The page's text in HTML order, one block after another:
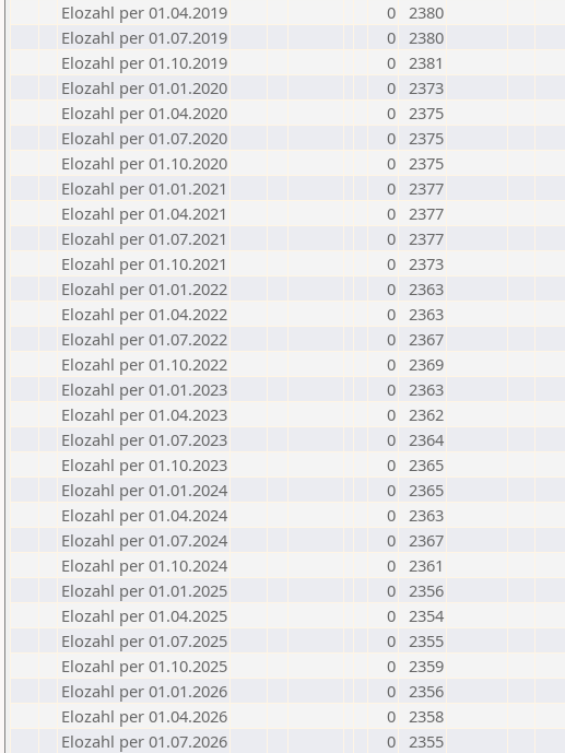
Elozahl per 01.04.2019
0 2380
Elozahl per 01.07.2019
0 2380
Elozahl per 01.10.2019
0 2381
Elozahl per 01.01.2020
0 2373
Elozahl per 01.04.2020
0 2375
Elozahl per 01.07.2020
0 2375
Elozahl per 01.10.2020
0 2375
Elozahl per 01.01.2021
0 2377
Elozahl per 01.04.2021
0 2377
Elozahl per 01.07.2021
0 2377
Elozahl per 01.10.2021
0 2373
Elozahl per 01.01.2022
0 2363
Elozahl per 01.04.2022
0 2363
Elozahl per 01.07.2022
0 2367
Elozahl per 01.10.2022
0 2369
Elozahl per 01.01.2023
0 2363
Elozahl per 01.04.2023
0 2362
Elozahl per 01.07.2023
0 2364
Elozahl per 01.10.2023
0 2365
Elozahl per 01.01.2024
0 2365
Elozahl per 01.04.2024
0 2363
Elozahl per 01.07.2024
0 2367
Elozahl per 01.10.2024
0 2361
Elozahl per 01.01.2025
0 2356
Elozahl per 01.04.2025
0 2354
Elozahl per 01.07.2025
0 2355
Elozahl per 01.10.2025
0 2359
Elozahl per 01.01.2026
0 2356
Elozahl per 01.04.2026
0 2358
Elozahl per 01.07.2026
0 2355